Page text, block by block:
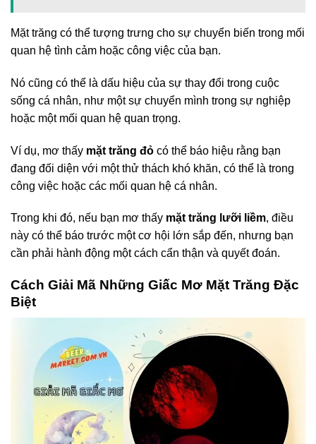
Mặt trăng có thể tượng trưng cho sự chuyển biến trong mối
quan hệ tình cảm hoặc công việc của bạn.
Nó cũng có thể là dấu hiệu của sự thay đổi trong cuộc
sống cá nhân, như một sự chuyển mình trong sự nghiệp
hoặc một mối quan hệ quan trọng.
Ví dụ, mơ thấy mặt trăng đỏ có thể báo hiệu rằng bạn
đang đối diện với một thử thách khó khăn, có thể là trong
công việc hoặc các mối quan hệ cá nhân.
Trong khi đó, nếu bạn mơ thấy mặt trăng lưỡi liềm, điều
này có thể báo trước một cơ hội lớn sắp đến, nhưng bạn
cần phải hành động một cách cẩn thận và quyết đoán.
Cách Giải Mã Những Giấc Mơ Mặt Trăng Đặc
Biệt